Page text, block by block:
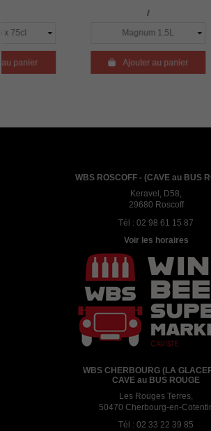
Ajouter au panier
WBS ROSCOFF - (CAVE au BUS
Keravel, D58,
29680 Roscoff
Tél : 02 98 61 15 87
Voir les horaires
WBS CHERBOURG (LA
CAVE au BUS ROUGE
Les Rouges Terres,
50470 Cherbourg-en-
Tél : 02 33 22 39 85